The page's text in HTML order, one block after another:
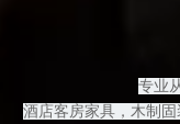
专业
酒店客房家具，木制